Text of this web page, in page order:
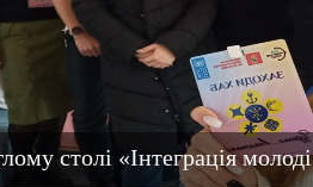
столі «Інтеграція